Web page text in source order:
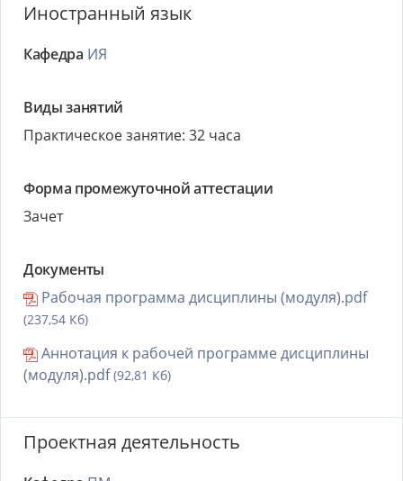
Иностранный язык
Кафедра ИЯ
Виды занятий
Практическое занятие: 32 часа
Форма промежуточной аттестации
Зачет
Документы
Рабочая программа дисциплины (модуля).pdf
(237,54 Кб)
Аннотация к рабочей программе дисциплины
(модуля).pdf(92,81 Кб)
Проектная деятельность